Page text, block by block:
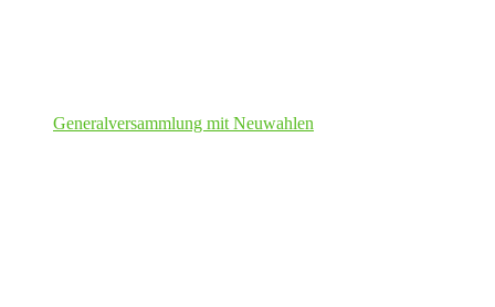
Generalversammlung mit Neuwahlen